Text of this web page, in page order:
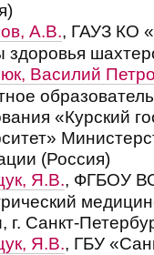
А.В., ГАУЗ КО
здоровья
Василий
«Курский
(Россия)
Я.В., ФГБОУ
г. Санкт-
Я.В., ГБУ